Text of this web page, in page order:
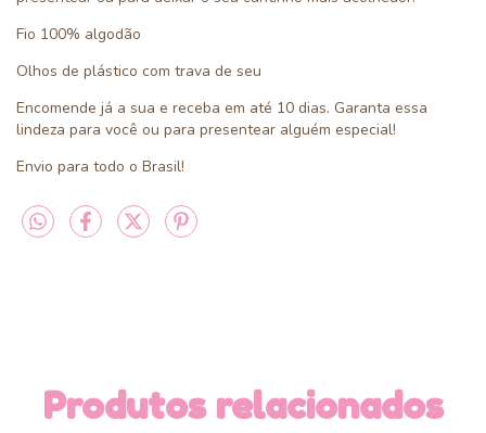
Fio 100% algodão
Olhos de plástico com trava de seu
Encomende já a sua e receba em até 10 dias. Garanta essa
lindeza para você ou para presentear alguém especial!
Envio para todo o Brasil!
Produtos relacionados